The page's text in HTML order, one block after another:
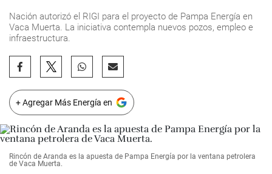
Nación autorizó el RIGI para el proyecto de Pampa Energía en
Vaca Muerta. La iniciativa contempla nuevos pozos, empleo e
infraestructura.
+ Agregar Más Energía en
Rincón de Aranda es la apuesta de Pampa Energía por la ventana petrolera
de Vaca Muerta.